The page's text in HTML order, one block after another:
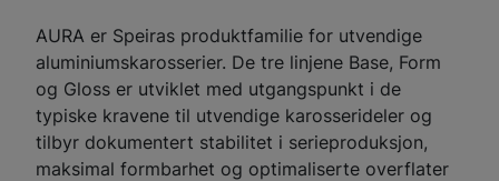
AURA er Speiras produktfamilie for utvendige
aluminiumskarosserier. De tre linjene Base, Form
og Gloss er utviklet med utgangspunkt i de
typiske kravene til utvendige karosserideler og
tilbyr dokumentert stabilitet i serieproduksjon,
maksimal formbarhet og optimaliserte overflater